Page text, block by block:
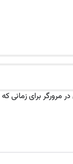
مرورگر برای زمانی